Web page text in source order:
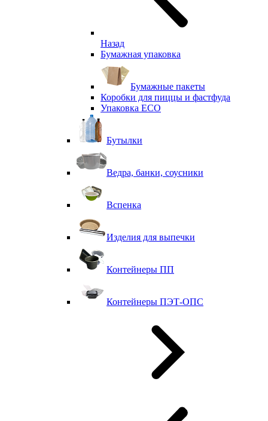
Назад
Бумажная упаковка
Бумажные пакеты
Коробки для пиццы и фастфуда
Упаковка ECO
Бутылки
Ведра, банки, соусники
Вспенка
Изделия для выпечки
Контейнеры ПП
Контейнеры ПЭТ-ОПС